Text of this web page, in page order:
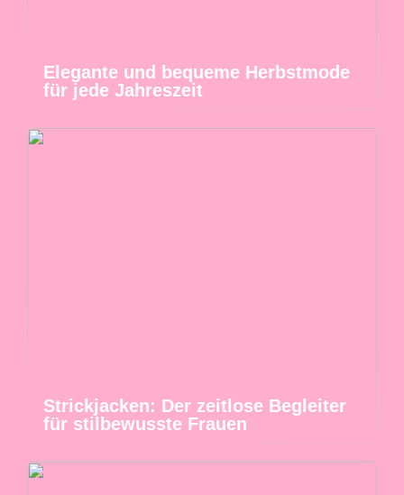
Elegante und bequeme Herbstmode
für jede Jahreszeit
Strickjacken: Der zeitlose Begleiter
für stilbewusste Frauen